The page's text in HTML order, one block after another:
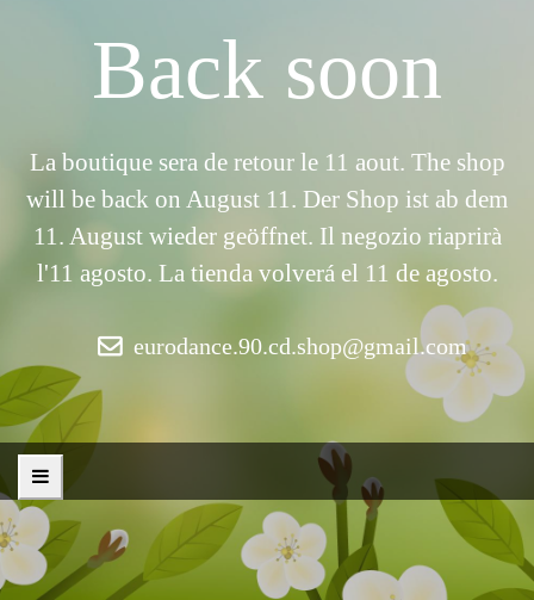
Back soon
La boutique sera de retour le 11 aout. The shop
will be back on August 11. Der Shop ist ab dem
11. August wieder geöffnet. Il negozio riaprirà
l'11 agosto. La tienda volverá el 11 de agosto.
eurodance.90.cd.shop@gmail.com